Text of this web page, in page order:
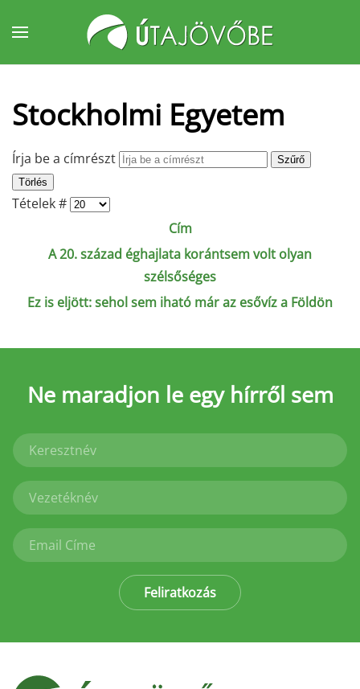
Fő tartalom átugrása
Stockholmi Egyetem
Írja be a címrészt
Szűrő
Törlés
Tételek #
Cím
A 20. század éghajlata korántsem volt olyan
szélsőséges
Ez is eljött: sehol sem iható már az esővíz a Földön
Ne maradjon le egy hírről sem
Feliratkozás